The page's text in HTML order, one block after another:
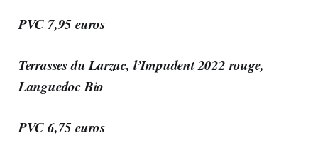
PVC 7,95 euros
Terrasses du Larzac, l’Impudent 2022 rouge,
Languedoc Bio
PVC 6,75 euros